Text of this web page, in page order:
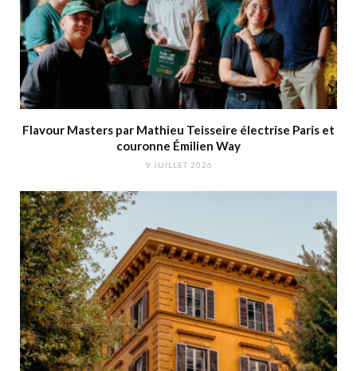
Flavour Masters par Mathieu Teisseire électrise Paris et
couronne Émilien Way
9 JUILLET 2026